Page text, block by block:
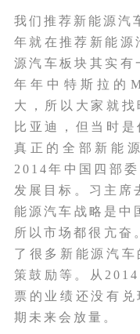
我们推荐新能源汽
年就在推荐新能源
源汽车板块其实有
年年中特斯拉的
大，所以大家就
比亚迪，但当时
真正的全部新能
2014年中国四部
发展目标。习主席
能源汽车战略是中
所以市场都很亢奋
了很多新能源汽
策鼓励等。从
票的业绩还没有
期未来会放量。